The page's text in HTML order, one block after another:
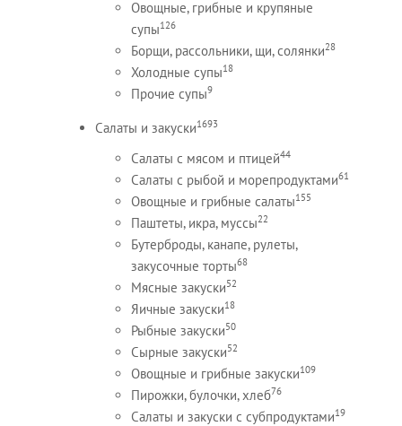
Овощные, грибные и крупяные
супы126
Борщи, рассольники, щи, солянки28
Холодные супы18
Прочие супы9
Салаты и закуски1693
Салаты с мясом и птицей44
Салаты с рыбой и морепродуктами61
Овощные и грибные салаты155
Паштеты, икра, муссы22
Бутерброды, канапе, рулеты,
закусочные торты68
Мясные закуски52
Яичные закуски18
Рыбные закуски50
Сырные закуски52
Овощные и грибные закуски109
Пирожки, булочки, хлеб76
Салаты и закуски с субпродуктами19